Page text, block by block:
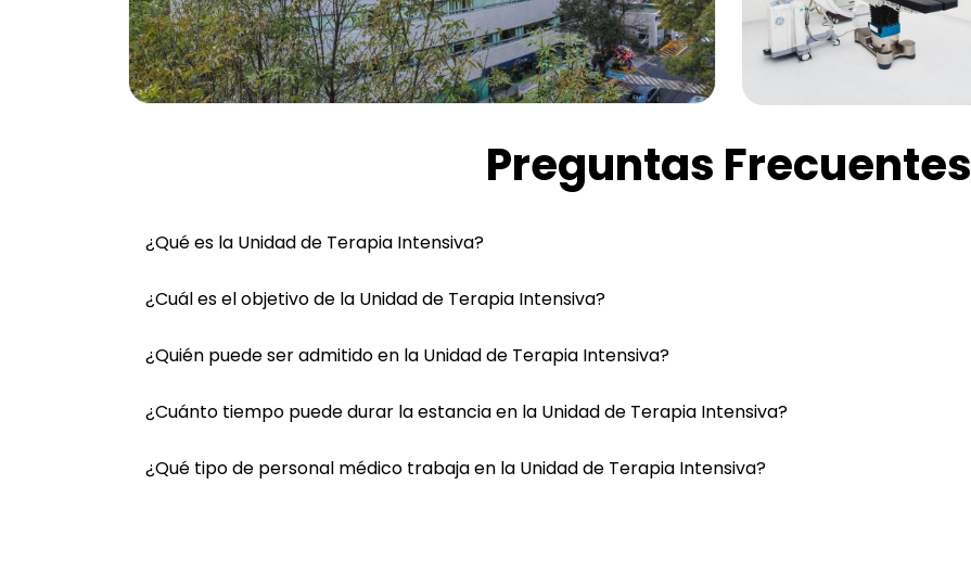
Preguntas Frecuentes
¿Qué es la Unidad de Terapia Intensiva?
¿Cuál es el objetivo de la Unidad de Terapia Intensiva?
¿Quién puede ser admitido en la Unidad de Terapia Intensiva?
¿Cuánto tiempo puede durar la estancia en la Unidad de Terapia Intensiva?
¿Qué tipo de personal médico trabaja en la Unidad de Terapia Intensiva?